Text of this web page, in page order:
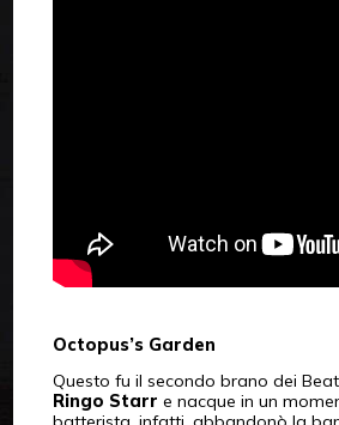
Octopus’s Garden
Questo fu il secondo brano dei
Ringo Starr e nacque in un